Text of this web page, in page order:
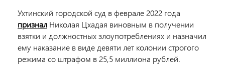
Ухтинский городской суд в феврале 2022 года
признал Николая Цхадая виновным в получении
взятки и должностных злоупотреблениях и назначил
ему наказание в виде девяти лет колонии строгого
режима со штрафом в 25,5 миллиона рублей.